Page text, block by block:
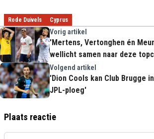
Rode Duivels Cyprus
Vorig artikel
'Mertens, Vertonghen én
wellicht samen naar deze
Volgend artikel
'Dion Cools kan Club Brugge
JPL-ploeg'
Plaats reactie